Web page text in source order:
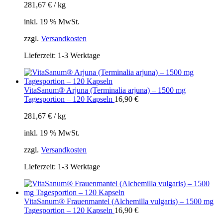
281,67 € /kg
inkl. 19 % MwSt.
zzgl. Versandkosten
Lieferzeit: 1-3 Werktage
VitaSanum® Arjuna (Terminalia arjuna) – 1500 mg
Tagesportion – 120 Kapseln 16,90 €
281,67 € /kg
inkl. 19 % MwSt.
zzgl. Versandkosten
Lieferzeit: 1-3 Werktage
VitaSanum® Frauenmantel (Alchemilla vulgaris) – 1500 mg
Tagesportion – 120 Kapseln 16,90 €